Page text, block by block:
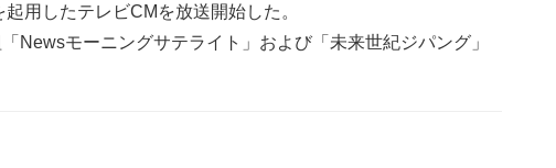
用したテレビCMを放送開始した。
Newsモーニングサテライト」および「未来世紀ジパング」